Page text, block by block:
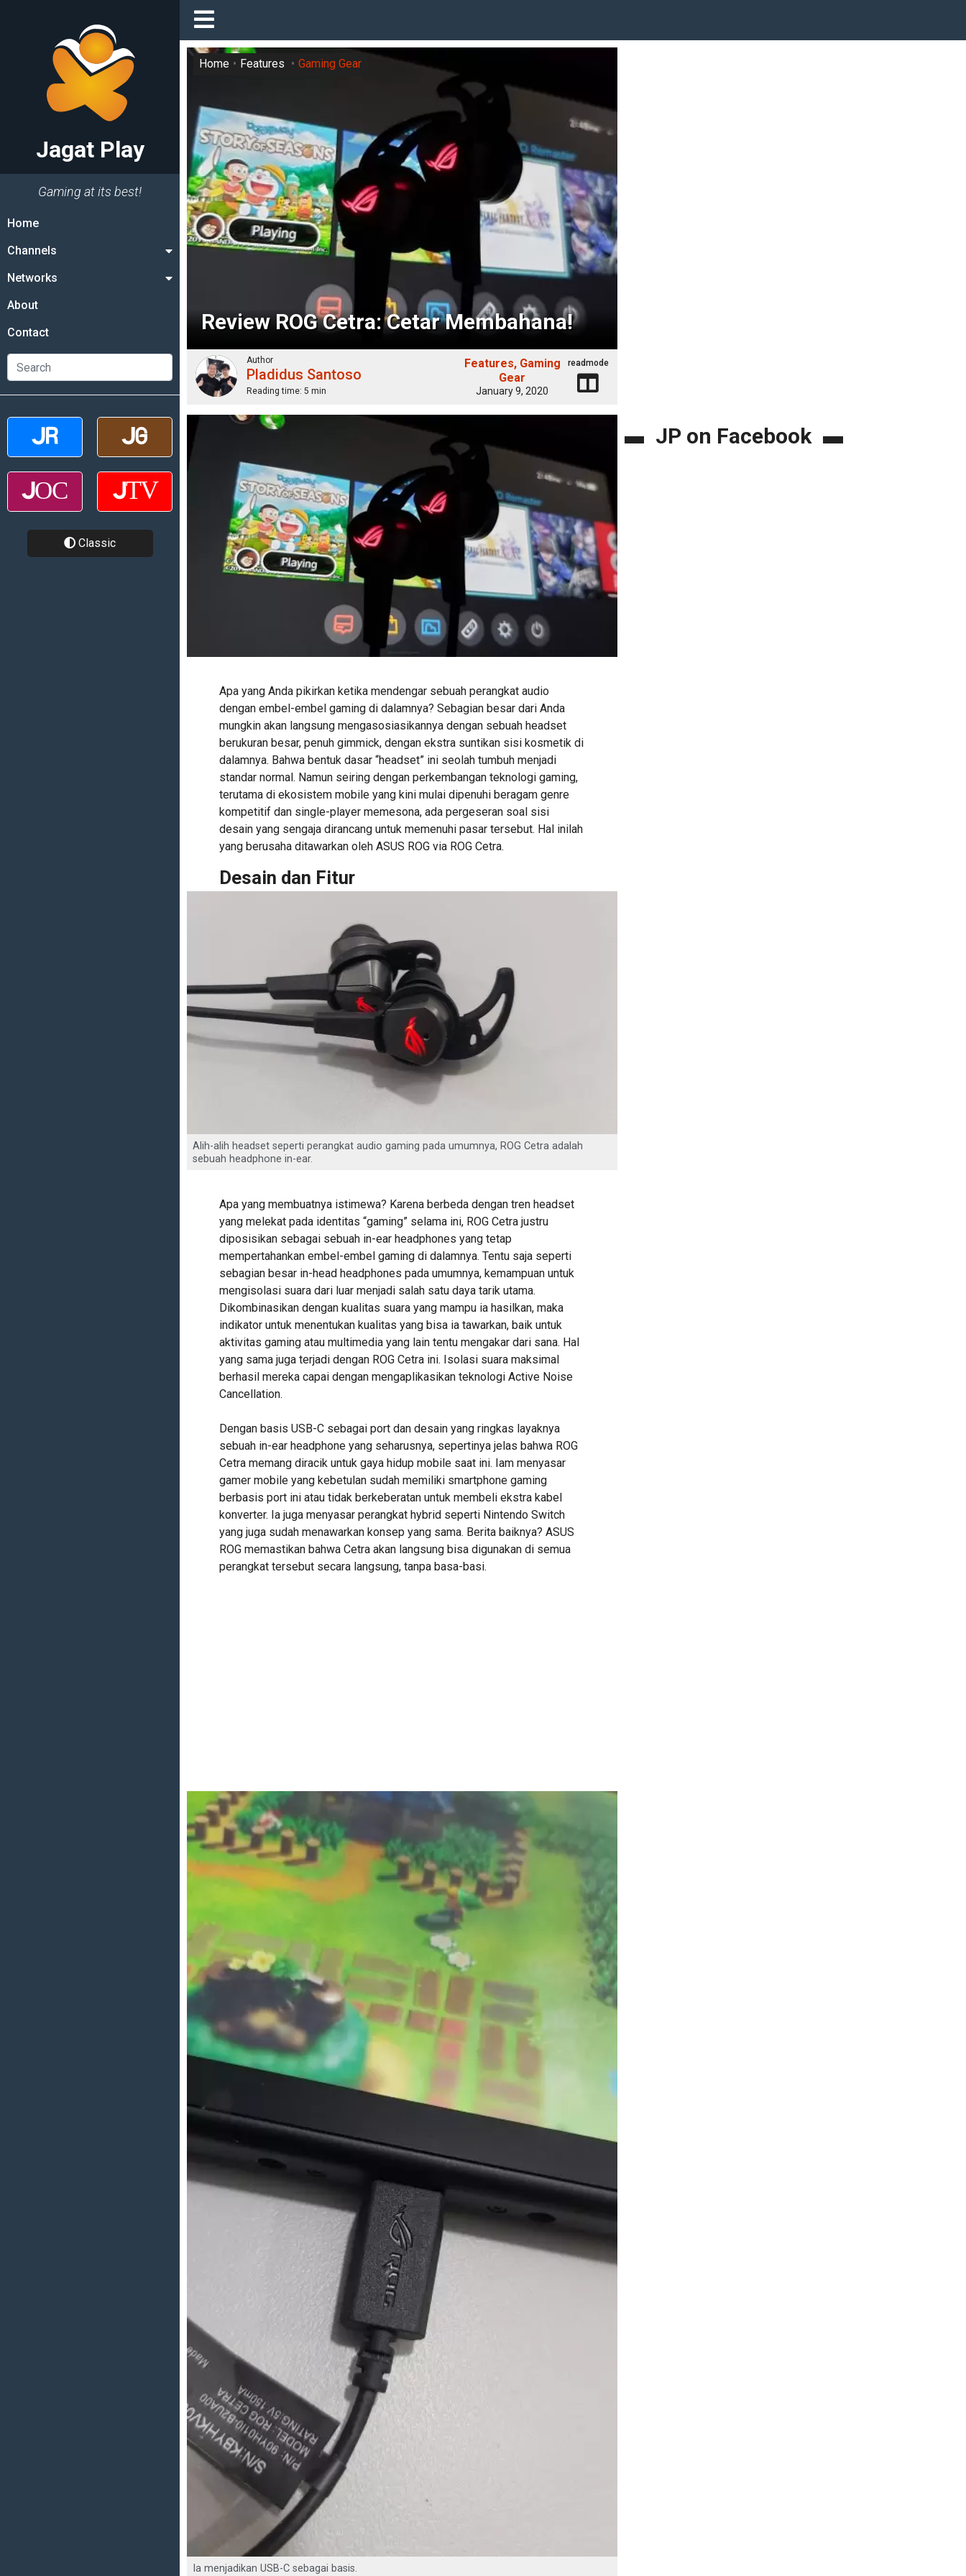
Jagat Play
Gaming at its best!
Home
Channels
Networks
About
Contact
Classic
Review ROG Cetra: Cetar Membahana!
Home Features Gaming Gear
Author
Pladidus Santoso
Reading time: 5 min
Features Gaming
Gear
January 9, 2020
readmode
Apa yang Anda pikirkan ketika mendengar sebuah perangkat audio
dengan embel-embel gaming di dalamnya? Sebagian besar dari Anda
mungkin akan langsung mengasosiasikannya dengan sebuah headset
berukuran besar, penuh gimmick, dengan ekstra suntikan sisi kosmetik di
dalamnya. Bahwa bentuk dasar “headset” ini seolah tumbuh menjadi
standar normal. Namun seiring dengan perkembangan teknologi gaming,
terutama di ekosistem mobile yang kini mulai dipenuhi beragam genre
kompetitif dan single-player memesona, ada pergeseran soal sisi
desain yang sengaja dirancang untuk memenuhi pasar tersebut. Hal inilah
yang berusaha ditawarkan oleh ASUS ROG via ROG Cetra.
Desain dan Fitur
Alih-alih headset seperti perangkat audio gaming pada umumnya, ROG Cetra adalah
sebuah headphone in-ear.
Apa yang membuatnya istimewa? Karena berbeda dengan tren headset
yang melekat pada identitas “gaming” selama ini, ROG Cetra justru
diposisikan sebagai sebuah in-ear headphones yang tetap
mempertahankan embel-embel gaming di dalamnya. Tentu saja seperti
sebagian besar in-head headphones pada umumnya, kemampuan untuk
mengisolasi suara dari luar menjadi salah satu daya tarik utama.
Dikombinasikan dengan kualitas suara yang mampu ia hasilkan, maka
indikator untuk menentukan kualitas yang bisa ia tawarkan, baik untuk
aktivitas gaming atau multimedia yang lain tentu mengakar dari sana. Hal
yang sama juga terjadi dengan ROG Cetra ini. Isolasi suara maksimal
berhasil mereka capai dengan mengaplikasikan teknologi Active Noise
Cancellation.
Dengan basis USB-C sebagai port dan desain yang ringkas layaknya
sebuah in-ear headphone yang seharusnya, sepertinya jelas bahwa ROG
Cetra memang diracik untuk gaya hidup mobile saat ini. Iam menyasar
gamer mobile yang kebetulan sudah memiliki smartphone gaming
berbasis port ini atau tidak berkeberatan untuk membeli ekstra kabel
konverter. Ia juga menyasar perangkat hybrid seperti Nintendo Switch
yang juga sudah menawarkan konsep yang sama. Berita baiknya? ASUS
ROG memastikan bahwa Cetra akan langsung bisa digunakan di semua
perangkat tersebut secara langsung, tanpa basa-basi.
Ia menjadikan USB-C sebagai basis.
JP on Facebook